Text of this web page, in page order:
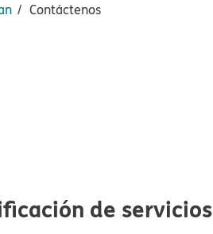
Contáctenos​​
de servicios